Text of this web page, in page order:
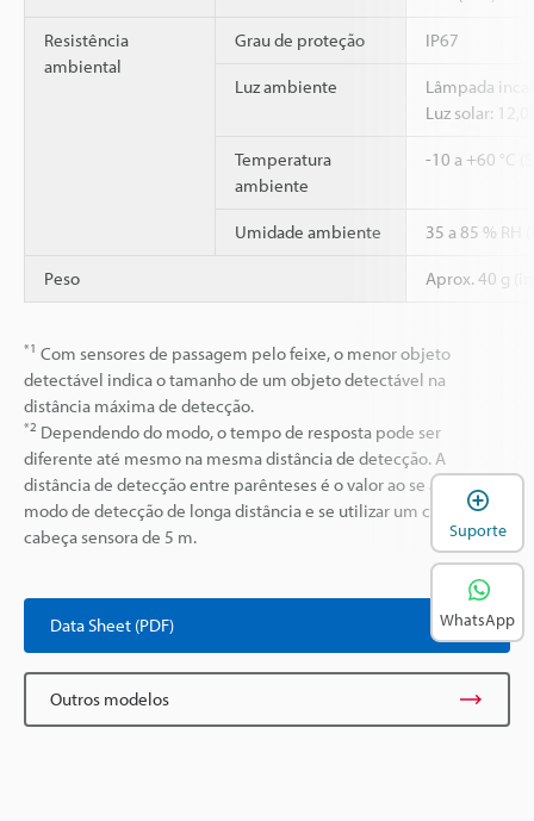
Resistência
ambiental
Grau de proteção IP67
Luz ambiente
Lâmpada
Luz solar:
Temperatura
ambiente
-10 a +60 °C
Umidade ambiente 35 a 85 % RH
Peso Aprox. 40 g
*1 Com sensores de passagem pelo feixe, o menor objeto
detectável indica o tamanho de um objeto detectável na
distância máxima de detecção.
*2 Dependendo do modo, o tempo de resposta pode ser
diferente até mesmo na mesma distância de detecção. A
distância de detecção entre parênteses é o valor ao se ativar o
modo de detecção de longa distância e se utilizar um cabo de
cabeça sensora de 5 m.
Data Sheet (PDF)
Outros modelos
Suporte
WhatsApp